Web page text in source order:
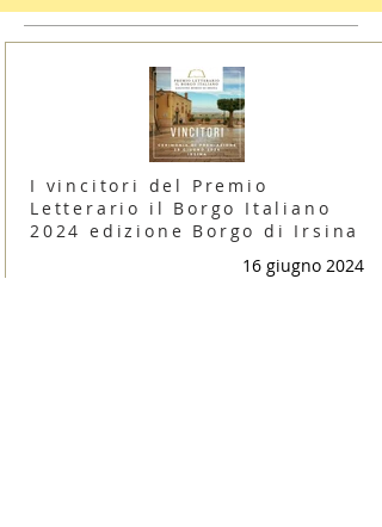
I vincitori del Premio
Letterario il Borgo Italiano
2024 edizione Borgo di Irsina
16 giugno 2024